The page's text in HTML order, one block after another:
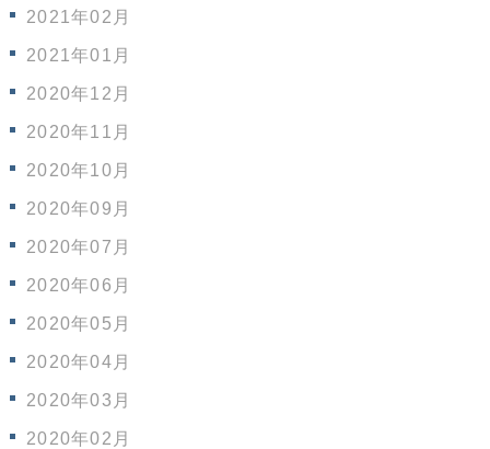
2021年02月
2021年01月
2020年12月
2020年11月
2020年10月
2020年09月
2020年07月
2020年06月
2020年05月
2020年04月
2020年03月
2020年02月